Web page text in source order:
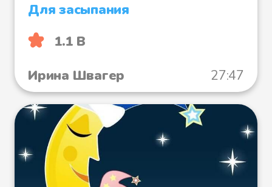
Для засыпания
1.1 B
Ирина Швагер
27:47